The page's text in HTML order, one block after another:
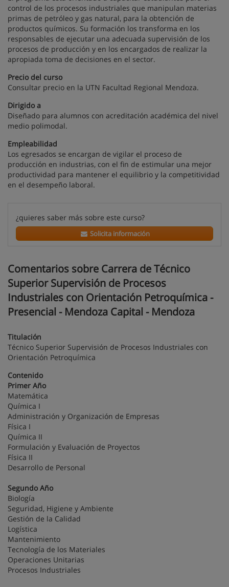
control de los procesos industriales que manipulan materias
primas de petróleo y gas natural, para la obtención de
productos químicos. Su formación los transforma en los
responsables de ejecutar una adecuada supervisión de los
procesos de producción y en los encargados de realizar la
apropiada toma de decisiones en el sector.
Precio del curso
Consultar precio en la UTN Facultad Regional Mendoza.
Dirigido a
Diseñado para alumnos con acreditación académica del nivel
medio polimodal.
Empleabilidad
Los egresados se encargan de vigilar el proceso de
producción en industrias, con el fin de estimular una mejor
productividad para mantener el equilibrio y la competitividad
en el desempeño laboral.
¿quieres saber más sobre este curso?
Solicita información
Comentarios sobre Carrera de Técnico
Superior Supervisión de Procesos
Industriales con Orientación Petroquímica -
Presencial - Mendoza Capital - Mendoza
Titulación
Técnico Superior Supervisión de Procesos Industriales con
Orientación Petroquímica
Contenido
Primer Año
Matemática
Química I
Administración y Organización de Empresas
Física I
Química II
Formulación y Evaluación de Proyectos
Física II
Desarrollo de Personal
Segundo Año
Biología
Seguridad, Higiene y Ambiente
Gestión de la Calidad
Logística
Mantenimiento
Tecnología de los Materiales
Operaciones Unitarias
Procesos Industriales